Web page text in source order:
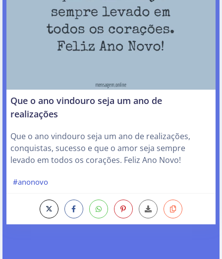
Que o ano vindouro seja um ano de
realizações
Que o ano vindouro seja um ano de realizações,
conquistas, sucesso e que o amor seja sempre
levado em todos os corações. Feliz Ano Novo!
#anonovo